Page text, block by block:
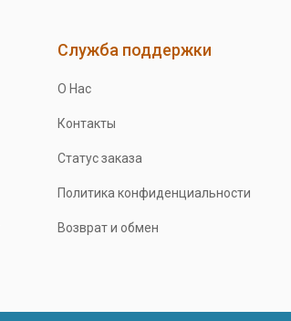
Служба поддержки
О Нас
Контакты
Статус заказа
Политика конфиденциальности
Возврат и обмен